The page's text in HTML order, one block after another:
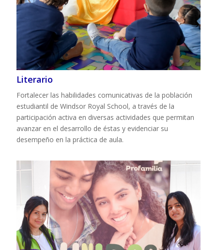
Literario
Fortalecer las habilidades comunicativas de la población
estudiantil de Windsor Royal School, a través de la
participación activa en diversas actividades que permitan
avanzar en el desarrollo de éstas y evidenciar su
desempeño en la práctica de aula.